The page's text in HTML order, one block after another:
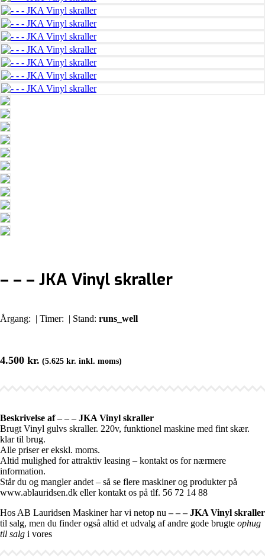
– – – JKA Vinyl skraller
Årgang: | Timer: | Stand: runs_well
4.500 kr. (5.625 kr. inkl. moms)
Beskrivelse af – – – JKA Vinyl skraller
Brugt Vinyl gulvs skraller. 220v, funktionel maskine med fint skær.
klar til brug.
Alle priser er ekskl. moms.
Altid mulighed for attraktiv leasing – kontakt os for nærmere
information.
Står du og mangler andet – så se flere maskiner og produkter på
www.ablauridsen.dk eller kontakt os på tlf. 56 72 14 88
Hos AB Lauridsen Maskiner har vi netop nu– – – JKA Vinyl skraller
til salg, men du finder også altid et udvalg af andre gode brugte ophug
til salg i vores